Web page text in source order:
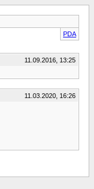
PDA
11.09.2016, 13:25
11.03.2020, 16:26